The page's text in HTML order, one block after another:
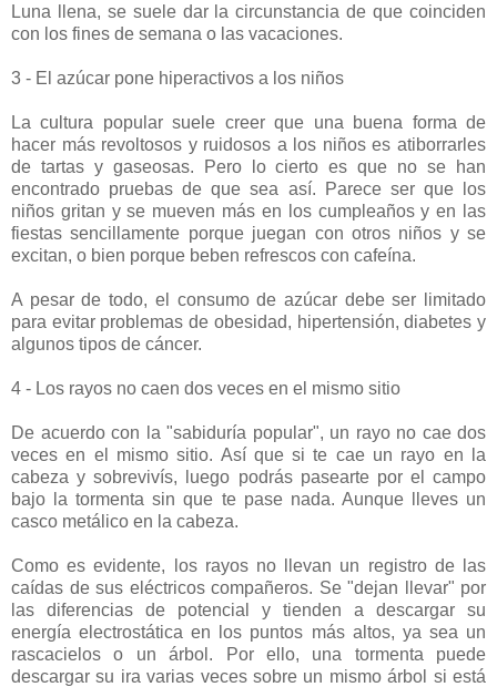
Luna llena, se suele dar la circunstancia de que coinciden
con los fines de semana o las vacaciones.
3 - El azúcar pone hiperactivos a los niños
La cultura popular suele creer que una buena forma de
hacer más revoltosos y ruidosos a los niños es atiborrarles
de tartas y gaseosas. Pero lo cierto es que no se han
encontrado pruebas de que sea así. Parece ser que los
niños gritan y se mueven más en los cumpleaños y en las
fiestas sencillamente porque juegan con otros niños y se
excitan, o bien porque beben refrescos con cafeína.
A pesar de todo, el consumo de azúcar debe ser limitado
para evitar problemas de obesidad, hipertensión, diabetes y
algunos tipos de cáncer.
4 - Los rayos no caen dos veces en el mismo sitio
De acuerdo con la "sabiduría popular", un rayo no cae dos
veces en el mismo sitio. Así que si te cae un rayo en la
cabeza y sobrevivís, luego podrás pasearte por el campo
bajo la tormenta sin que te pase nada. Aunque lleves un
casco metálico en la cabeza.
Como es evidente, los rayos no llevan un registro de las
caídas de sus eléctricos compañeros. Se "dejan llevar" por
las diferencias de potencial y tienden a descargar su
energía electrostática en los puntos más altos, ya sea un
rascacielos o un árbol. Por ello, una tormenta puede
descargar su ira varias veces sobre un mismo árbol si está